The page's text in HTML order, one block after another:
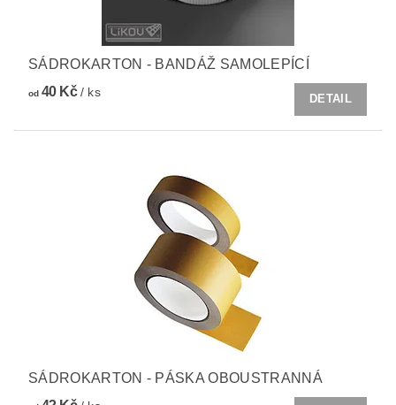
SÁDROKARTON - BANDÁŽ SAMOLEPÍCÍ
od40 Kč/ ks
DETAIL
SÁDROKARTON - PÁSKA OBOUSTRANNÁ